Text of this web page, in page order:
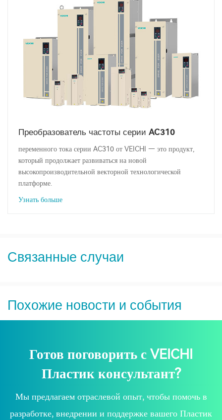
Преобразователь частоты серии AC310
переменного тока серии AC310 от VEICHI — это продукт,
который продолжает развиваться на новой
высокопроизводительной векторной технологической
платформе.
Узнать больше
Связанные случаи
Похожие новости и события
Готов поговорить с VEICHI
Пластик консультант?
Мы предлагаем отраслевой опыт, чтобы помочь в
разработке, внедрении и поддержке вашего Пластик